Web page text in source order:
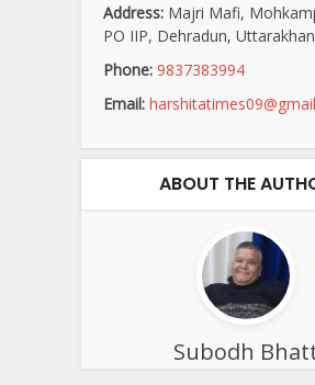
Address: Majri Mafi,
PO IIP, Dehradun,
Phone: 9837383994
Email:
ABOUT THE
Subodh